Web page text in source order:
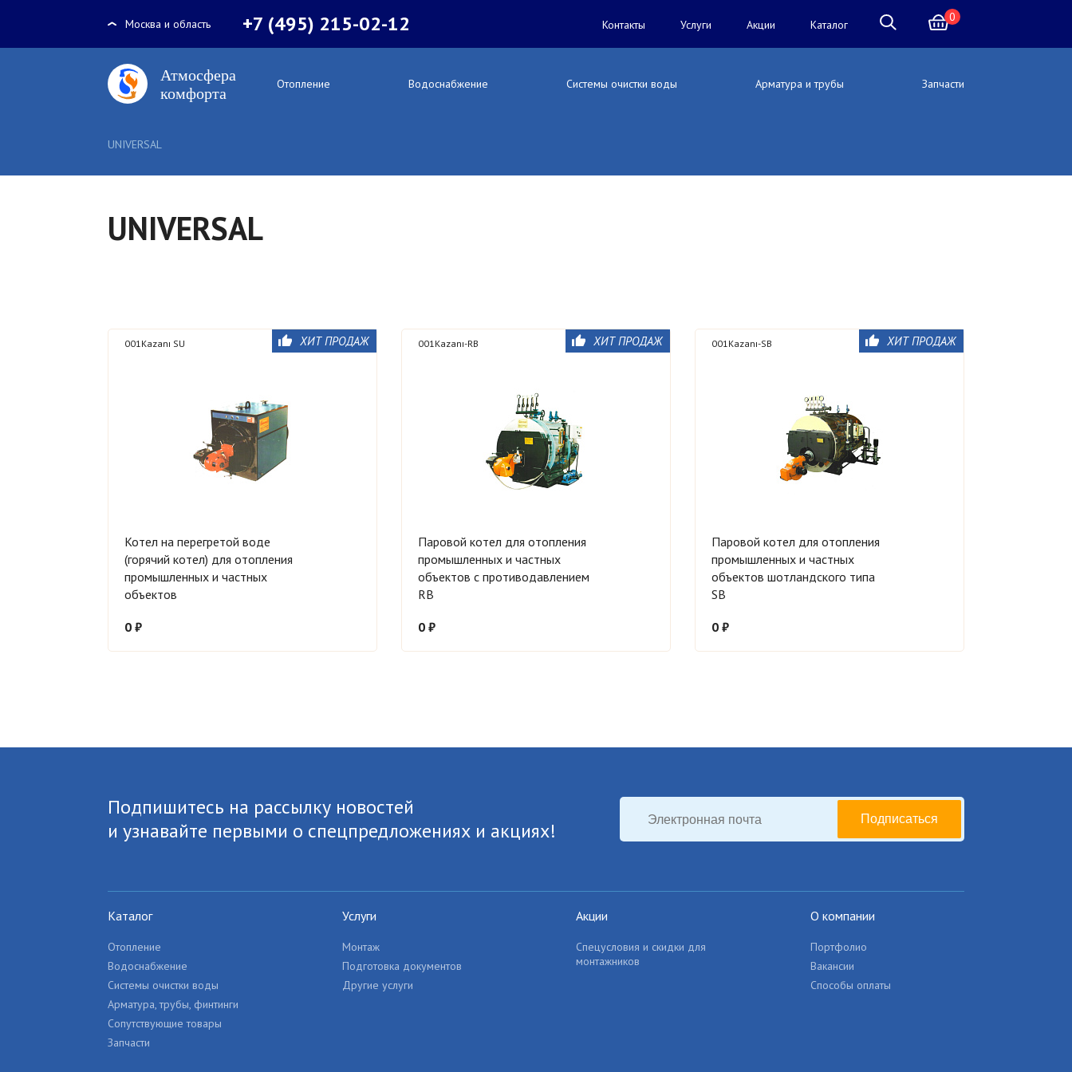
Москва и область +7 (495) 215-02-12 Контакты Услуги Акции Каталог
0
Отопление Водоснабжение Системы очистки воды Арматура и трубы Запчасти
UNIVERSAL
UNIVERSAL
001Kazanı SU ХИТ ПРОДАЖ
Котел на перегретой воде
(горячий котел) для отопления
промышленных и частных
объектов
0 ₽
001Kazanı-RB ХИТ ПРОДАЖ
Паровой котел для отопления
промышленных и частных
объектов с противодавлением
RB
0 ₽
001Kazanı-SB ХИТ ПРОДАЖ
Паровой котел для отопления
промышленных и частных
объектов шотландского типа
SB
0 ₽
Подпишитесь на рассылку новостей
и узнавайте первыми о спецпредложениях и акциях!
Подписаться
Каталог
Отопление
Водоснабжение
Системы очистки воды
Арматура, трубы, финтинги
Сопутствующие товары
Запчасти
Услуги
Монтаж
Подготовка документов
Другие услуги
Акции
Спецусловия и скидки для
монтажников
О компании
Портфолио
Вакансии
Способы оплаты